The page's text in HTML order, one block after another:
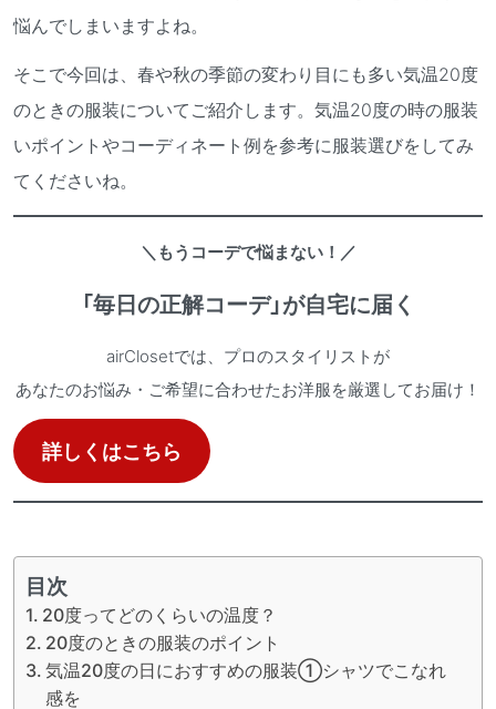
悩んでしまいますよね。
そこで今回は、春や秋の季節の変わり目にも多い気温20度
のときの服装についてご紹介します。気温20度の時の服装
いポイントやコーディネート例を参考に服装選びをしてみ
てくださいね。
＼もうコーデで悩まない！／
「毎日の正解コーデ」が自宅に届く
airClosetでは、プロのスタイリストが
あなたのお悩み・ご希望に合わせたお洋服を厳選してお届け！
詳しくはこちら
目次
20度ってどのくらいの温度？
20度のときの服装のポイント
気温20度の日におすすめの服装①シャツでこなれ
感を